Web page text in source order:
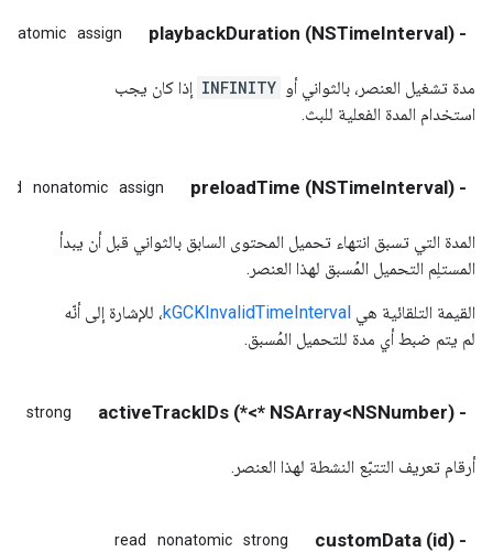
- (NSTimeInterval) playbackDuration
assign
مدة تشغيل العنصر، بالثواني أو INFINITY إذا كان يجب
استخدام المدة الفعلية للبث.
- (NSTimeInterval) preloadTime
nonatomic assign
المدة التي تسبق انتهاء تحميل المحتوى السابق بالثواني قبل أن يبدأ
المستلِم التحميل المُسبق لهذا العنصر.
القيمة التلقائية هي kGCKInvalidTimeInterval، للإشارة إلى أنّه
لم يتم ضبط أي مدة للتحميل المُسبق.
- (NSArray<NSNumber *>*) activeTrackIDs
strong
أرقام تعريف التتبّع النشطة لهذا العنصر.
- (id) customData
read nonatomic strong